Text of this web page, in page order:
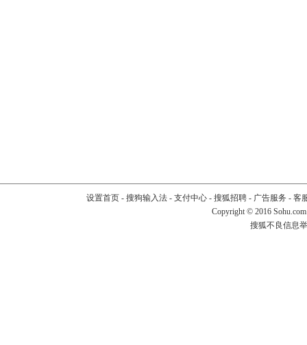
设置首页- 搜狗输入法- 支付中心- 搜狐招聘- 广告服务 - 客
Copyright © 2016
搜狐不良信息